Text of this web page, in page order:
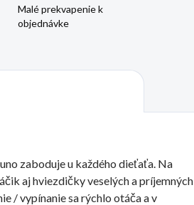
Malé prekvapenie k
objednávke
zaboduje u každého dieťaťa. Na
aj hviezdičky veselých a príjemných
/ vypínanie sa rýchlo otáča a v